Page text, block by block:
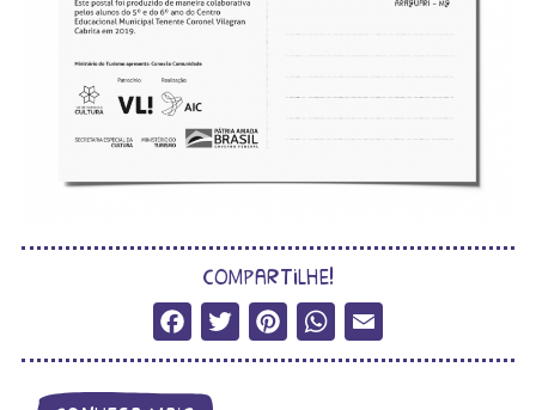
compartilhe!
Facebook
Twitter
Pinterest
WhatsApp